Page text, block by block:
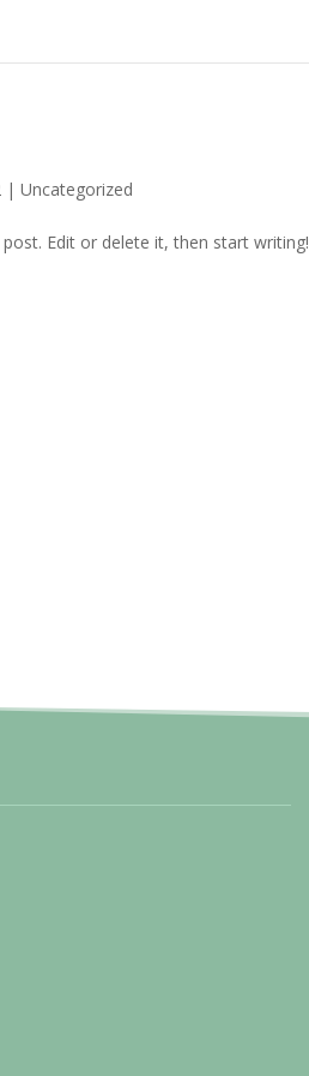
|Uncategorized
Edit or delete it, then start writing!